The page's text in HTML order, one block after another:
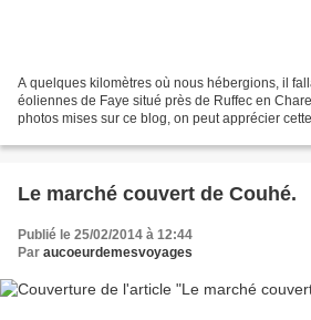
A quelques kilomètres où nous hébergions, il
éoliennes de Faye situé près de Ruffec en
photos mises sur ce blog, on peut apprécier
Le marché couvert de Couhé.
Publié le 25/02/2014 à 12:44
Par aucoeurdemesvoyages